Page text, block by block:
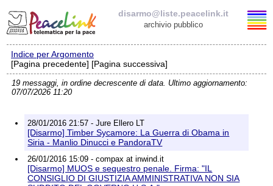
disarmo@liste.peacelink.it
archivio pubblico
Elenco delle liste
disarmo@liste.peacelink.it
Policy delle liste di PeaceLink
Informativa sulla privacy
Indice per Argomento
[Pagina precedente] [Pagina successiva]
19 messaggi, in ordine decrescente di data. Ultimo aggiornamento:
07/07/2026 11:20
28/01/2016 21:57 - Jure Ellero LT
[Disarmo] Timber Sycamore: La Guerra di Obama in
Siria - Manlio Dinucci e PandoraTV
26/01/2016 15:09 - compax at inwind.it
[Disarmo] MUOS e sequestro penale. Firma: "IL
CONSIGLIO DI GIUSTIZIA AMMINISTRATIVA NON SIA